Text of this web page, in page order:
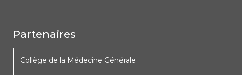
Partenaires
Collège de la Médecine Générale